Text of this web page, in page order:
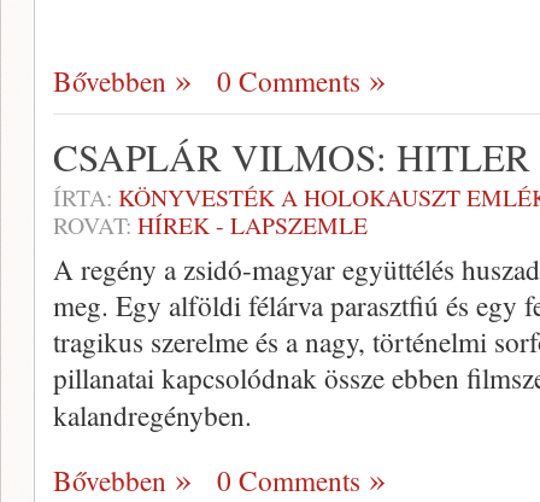
Bővebben 0 Comments
CSAPLÁR VILMOS:
ÍRTA: KÖNYVESTÉK A HOLOKAUSZT
ROVAT: HÍREK - LAPSZEMLE
A regény a zsidó-magyar együttélés
meg. Egy alföldi félárva parasztfiú és egy
tragikus szerelme és a nagy, történelmi
pillanatai kapcsolódnak össze ebben
kalandregényben.
Bővebben
0 Comments